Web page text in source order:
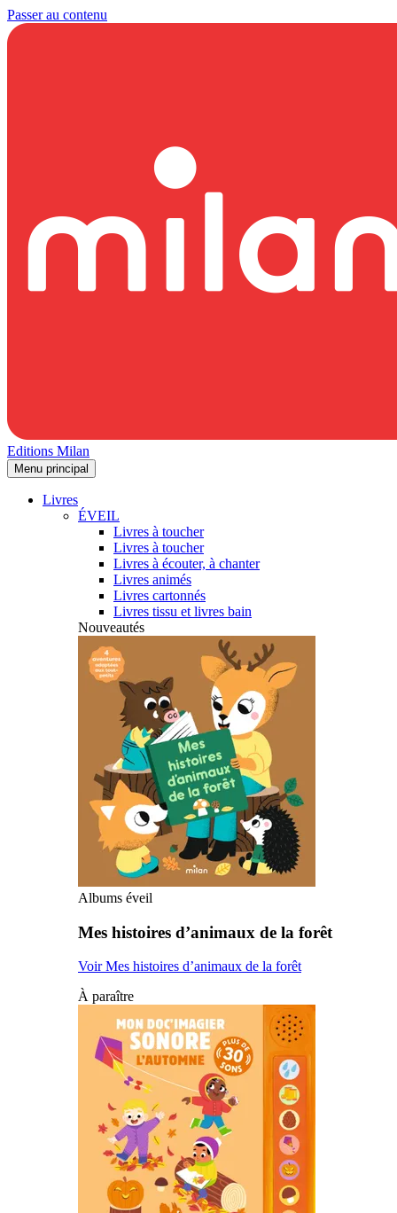
Passer au contenu
Editions Milan
Menu principal
Livres
ÉVEIL
Livres à toucher
Livres à toucher
Livres à écouter, à chanter
Livres animés
Livres cartonnés
Livres tissu et livres bain
Nouveautés
Albums éveil
Mes histoires d’animaux de la forêt
Voir Mes histoires d’animaux de la forêt
À paraître